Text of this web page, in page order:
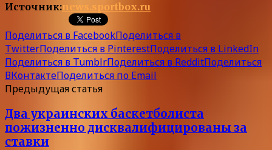
Источник:news.sportbox.ru
Поделиться в FacebookПоделиться в
TwitterПоделиться в PinterestПоделиться в LinkedIn
Поделиться в TumblrПоделиться в RedditПоделиться
ВКонтактеПоделиться по Email
Предыдущая статья
Два украинских баскетболиста
пожизненно дисквалифицированы за
ставки